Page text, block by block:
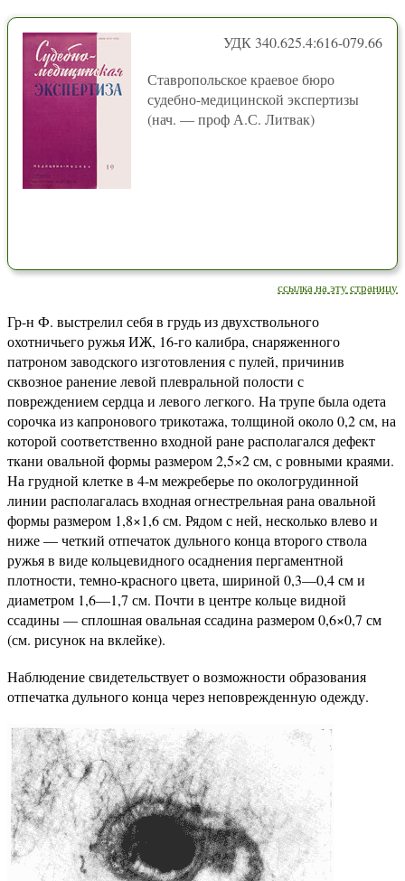
УДК 340.625.4:616-079.66
Ставропольское краевое бюро
судебно-медицинской экспертизы
(нач. — проф А.С. Литвак)
ссылка на эту страницу
Гр-н Ф. выстрелил себя в грудь из двухствольного
охотничьего ружья ИЖ, 16-го калибра, снаряженного
патроном заводского изготовления с пулей, причинив
сквозное ранение левой плевральной полости с
повреждением сердца и левого легкого. На трупе была одета
сорочка из капронового трикотажа, толщиной около 0,2 см, на
которой соответственно входной ране располагался дефект
ткани овальной формы размером 2,5×2 см, с ровными краями.
На грудной клетке в 4-м межреберье по окологрудинной
линии располагалась входная огнестрельная рана овальной
формы размером 1,8×1,6 см. Рядом с ней, несколько влево и
ниже — четкий отпечаток дульного конца второго ствола
ружья в виде кольцевидного осаднения пергаментной
плотности, темно-красного цвета, шириной 0,3—0,4 см и
диаметром 1,6—1,7 см. Почти в центре кольце видной
ссадины — сплошная овальная ссадина размером 0,6×0,7 см
(см. рисунок на вклейке).
Наблюдение свидетельствует о возможности образования
отпечатка дульного конца через неповрежденную одежду.